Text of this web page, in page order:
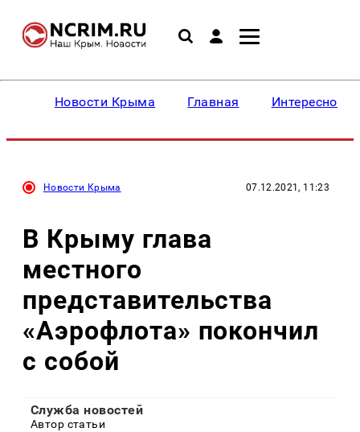
Новости Крыма Главная Интересное
Новости Крыма 07.12.2021, 11:23
В Крыму глава
местного
представительства
«Аэрофлота» покончил
с собой
Служба новостей
Автор статьи